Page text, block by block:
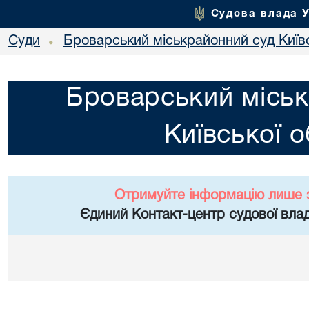
Судова влада
Суди • Броварський міськрайонний суд
Броварський
Київської
Отримуйте інформацію лише
Єдиний Контакт-центр судової